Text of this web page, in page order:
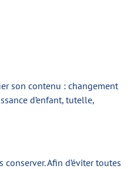
son contenu : changement
d’enfant, tutelle,
Afin d’éviter toutes